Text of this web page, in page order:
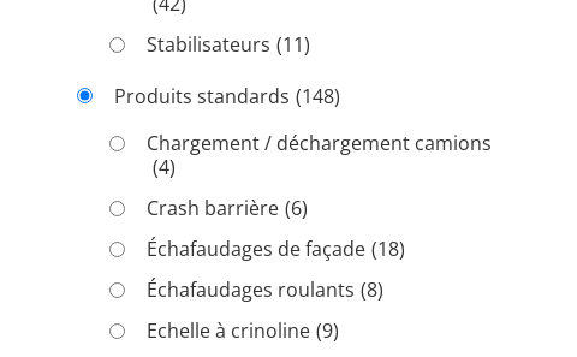
Stabilisateurs (11)
Produits standards (148)
Chargement / déchargement camions
(4)
Crash barrière (6)
Échafaudages de façade (18)
Échafaudages roulants (8)
Echelle à crinoline (9)